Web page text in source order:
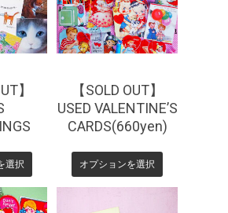
】
選択
【SOLD OUT】
USED VALENTINE’S
CARDS(660yen)
オプションを選択